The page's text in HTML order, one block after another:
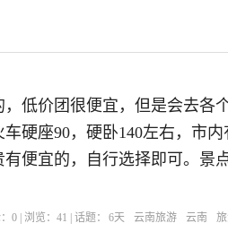
低价团很便宜，但是会去各
硬座90，硬卧140左右，市
便宜的，自行选择即可。景
0 | 浏览：41 | 话题： 6天 云南旅游 云南